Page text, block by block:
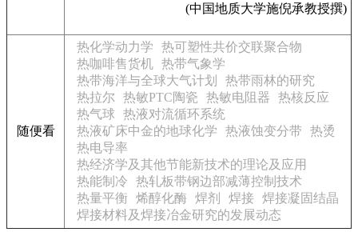
(中国地质大学施倪承教授撰)
随便看
热化学动力学
热可塑性共价交联聚合物
热咖啡售货机 热带气象学
热带海洋与全球大气计划
热带雨林的研究
热拉尔
热敏PTC陶瓷 热敏电阻器
热核反应
热气球
热液对流循环系统
热液矿床中金的地球化学
热液蚀变分带
热烫
热电导率
热经济学及其他节能新技术的理论及应用
热能制冷
热轧板带钢边部减薄控制技术
热量平衡
烯醇化酶 焊剂 焊接 焊接凝固结晶
焊接材料及焊接冶金研究的发展动态